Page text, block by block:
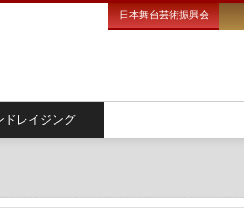
日本舞台芸術振興会
ドレイジング